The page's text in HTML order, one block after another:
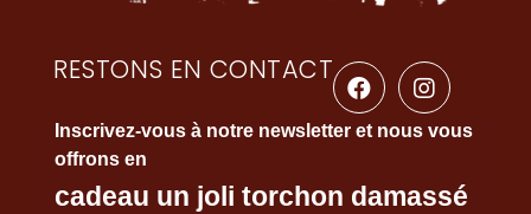
RESTONS EN CONTACT
Inscrivez-vous à notre newsletter et nous vous
offrons en
cadeau un joli torchon damassé